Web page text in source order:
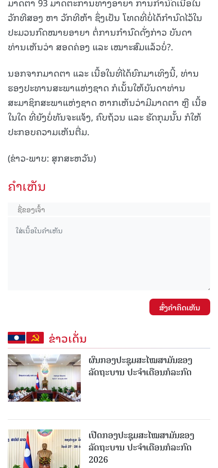
ວັກທີສອງ ຫາ ວັກທີຫ້າ ຊຶ່ງເປັນ ໂທດທີ່ບໍ່ໄດ້ກໍານົດໄວ້ໃນ
ປະມວນກົດໝາຍອາຍາ ຕໍ່ການກໍານົດດັ່ງກ່າວ ບັນດາ
ທ່ານເຫັນວ່າ ສອດຄ່ອງ ແລະ ເໝາະສົມແລ້ວບໍ່?.
ນອກຈາກມາດຕາ ແລະ ເນື້ອໃນທີ່ໄດ້ຍົກມາເທິງນີ້, ທ່ານ
ຮອງປະທານສະພາແຫ່ງຊາດ ກໍເນັ້ນໃຫ້ບັນດາທ່ານ
ສະມາຊິກສະພາແຫ່ງຊາດ ຫາກເຫັນວ່າມີມາດຕາ ຫຼື ເນື້ອ
ໃນໃດ ທີ່ຍັງບໍ່ທັນຈະແຈ້ງ, ຄົບຖ້ວນ ແລະ ຮັດກຸມນັ້ນ ກໍໃຫ້
ປະກອບຄວາມເຫັນຕື່ມ.
(ຂ່າວ-ພາບ: ສຸກສະຫວັນ)
ຄໍາເຫັນ
ສົ່ງຄໍາຄິດເຫັນ
ຂ່າວເດັ່ນ
ຜົນກອງປະຊຸມສະໄໝສາມັນຂອງ
ລັດຖະບານ ປະຈຳເດືອນກໍລະກົດ
ເປີດກອງປະຊຸມສະໄໝສາມັນຂອງ
ລັດຖະບານ ປະຈໍາເດືອນກໍລະກົດ
2026